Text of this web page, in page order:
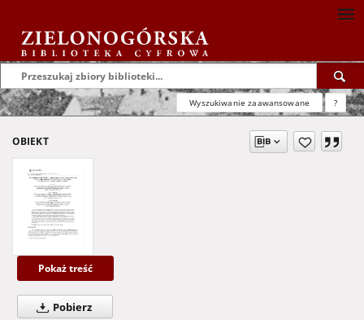
Wyszukiwanie zaawansowane ?
OBIEKT
Pokaż treść
Pobierz